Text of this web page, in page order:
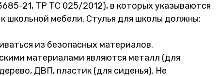
21, ТР ТС 025/2012), в которых указываются
школьной мебели. Стулья для школы должны:
из безопасных материалов.
материалами являются металл (для
ДВП, пластик (для сиденья). Не